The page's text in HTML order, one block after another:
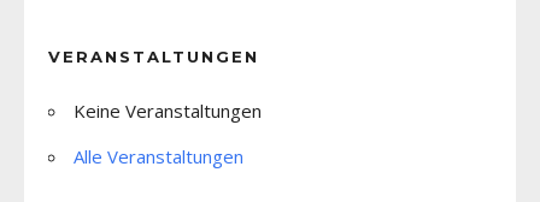
VERANSTALTUNGEN
Keine Veranstaltungen
Alle Veranstaltungen